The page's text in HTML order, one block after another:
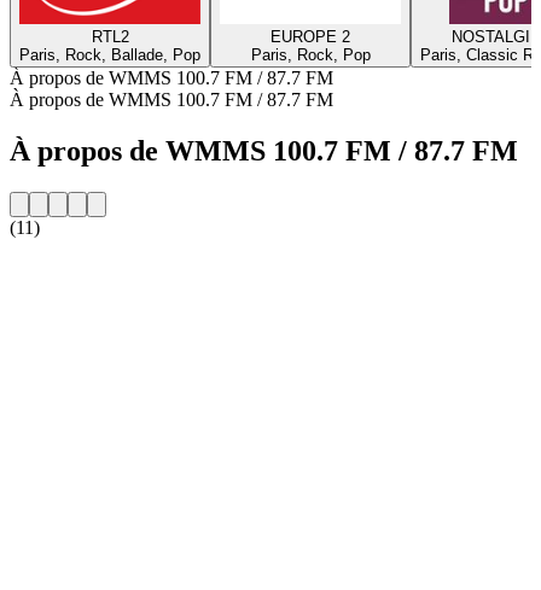
RTL2
Paris, Rock, Ballade, Pop
EUROPE 2
Paris, Rock, Pop
Paris, Classic
À propos de WMMS 100.7 FM / 87.7 FM
À propos de WMMS 100.7 FM / 87.7 FM
À propos de WMMS 100.7 FM / 87.7 FM
(11)